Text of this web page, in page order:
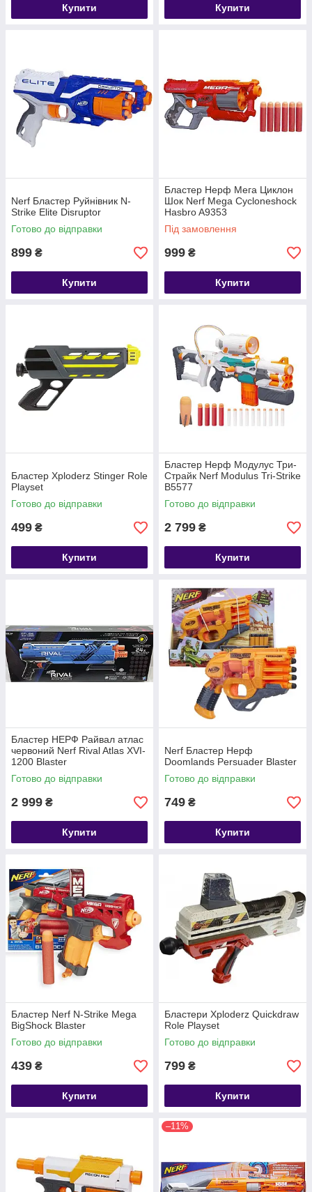
Купити Купити
Nerf Бластер Руйнівник N-
Strike Elite Disruptor
Готово до відправки
899 ₴
Купити
Бластер Нерф Мега Циклон
Шок Nerf Mega Cycloneshock
Hasbro A9353
Під замовлення
999 ₴
Купити
Бластер Xploderz Stinger Role
Playset
Готово до відправки
499 ₴
Купити
Бластер Нерф Модулус Три-
Страйк Nerf Modulus Tri-Strike
B5577
Готово до відправки
2 799 ₴
Купити
Бластер НЕРФ Райвал атлас
червоний Nerf Rival Atlas XVI-
1200 Blaster
Готово до відправки
2 999 ₴
Купити
Nerf Бластер Нерф
Doomlands Persuader Blaster
Готово до відправки
749 ₴
Купити
Бластер Nerf N-Strike Mega
BigShock Blaster
Готово до відправки
439 ₴
Купити
Бластери Xploderz Quickdraw
Role Playset
Готово до відправки
799 ₴
Купити
–11%